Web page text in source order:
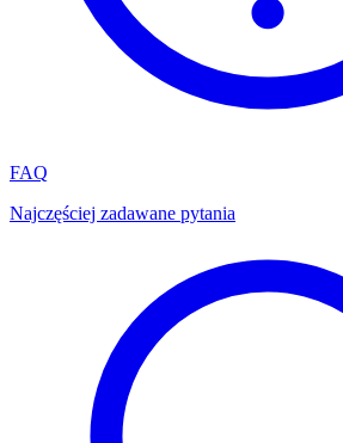
FAQ
Najczęściej zadawane pytania